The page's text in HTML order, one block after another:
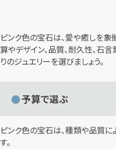
ピンク色の宝石は、愛や癒しを象
算やデザイン、品質、耐久性、石
りのジュエリーを選びましょう。
予算で選ぶ
ピンク色の宝石は、種類や品質
す。